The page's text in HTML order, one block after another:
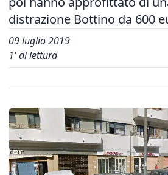
distrazione Bottino da 600
09 luglio 2019
1' di lettura